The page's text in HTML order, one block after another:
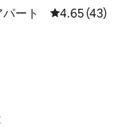
ート レビュー43
4.65 (43)